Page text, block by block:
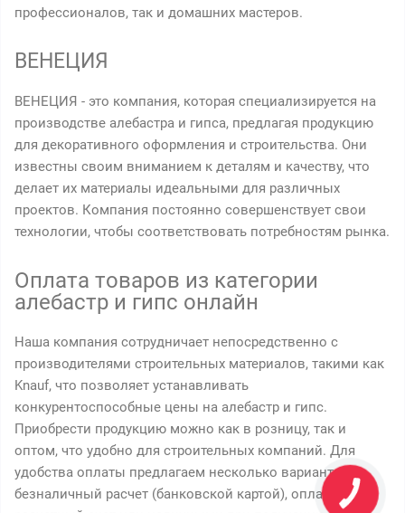
профессионалов, так и домашних мастеров.
ВЕНЕЦИЯ
ВЕНЕЦИЯ - это компания, которая специализируется на
производстве алебастра и гипса, предлагая продукцию
для декоративного оформления и строительства. Они
известны своим вниманием к деталям и качеству, что
делает их материалы идеальными для различных
проектов. Компания постоянно совершенствует свои
технологии, чтобы соответствовать потребностям рынка.
Оплата товаров из категории
алебастр и гипс онлайн
Наша компания сотрудничает непосредственно с
производителями строительных материалов, такими как
Knauf, что позволяет устанавливать
конкурентоспособные цены на алебастр и гипс.
Приобрести продукцию можно как в розницу, так и
оптом, что удобно для строительных компаний. Для
удобства оплаты предлагаем несколько вариантов:
безналичный расчет (банковской картой), оплата на